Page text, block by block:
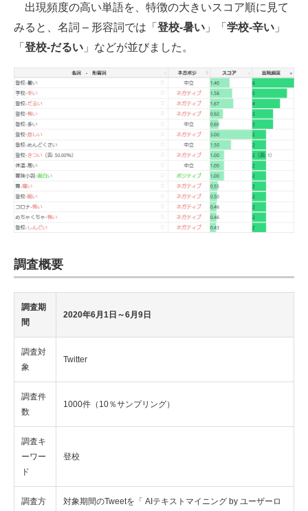
出現頻度の高い単語を、特徴の大きいスコア順に見て
みると、名詞 – 形容詞では「 登校-暑い 」「 学校-辛い 」
「 登校-だるい 」などが並びました。
調査概要
調査期
間
2020年6月1日～6月9日
調査対
象
Twitter
調査件
数
1000件（10％サンプリング）
調査キ
ーワー
ド
登校
調査方
対象期間のTweetを「 AIテキストマイニング by ユーザーロ